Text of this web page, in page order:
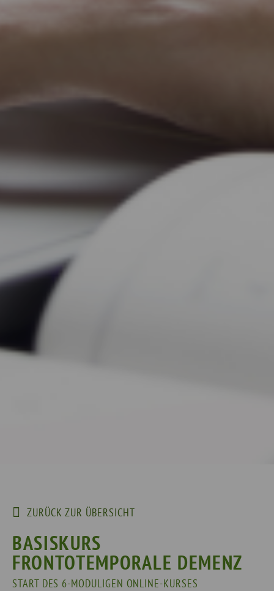
ZURÜCK ZUR ÜBERSICHT
BASISKURS
FRONTOTEMPORALE DEMENZ
START DES 6-MODULIGEN ONLINE-KURSES